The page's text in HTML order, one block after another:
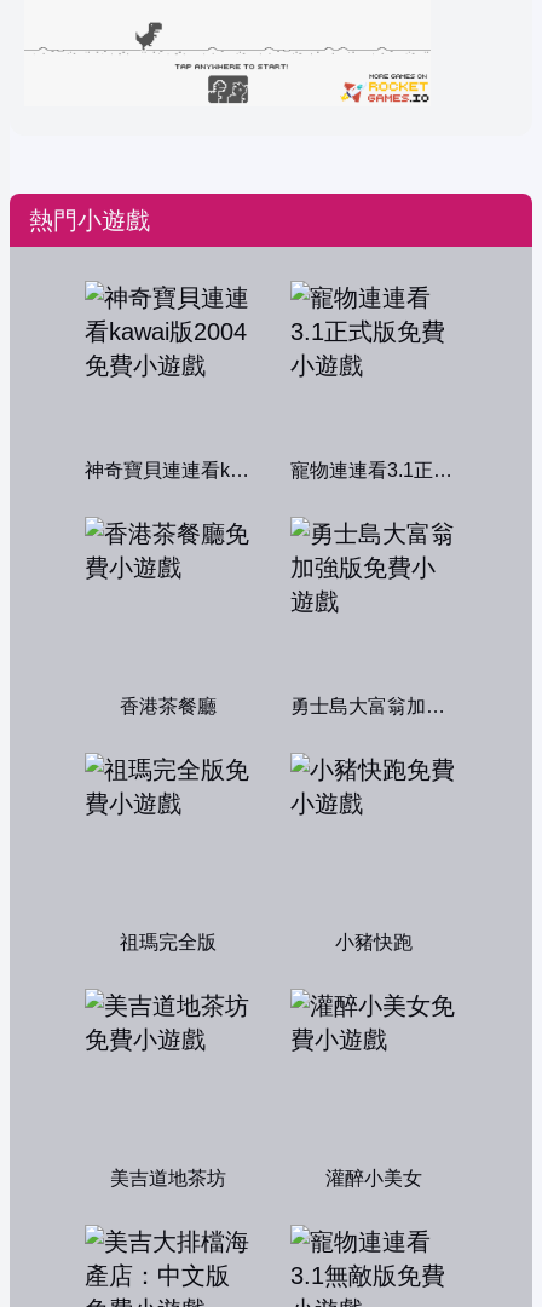
熱門小遊戲
神奇寶貝連連看kawai版2004 寵物連連看3.1正式版
香港茶餐廳 勇士島大富翁加強版
祖瑪完全版 小豬快跑
美吉道地茶坊 灌醉小美女